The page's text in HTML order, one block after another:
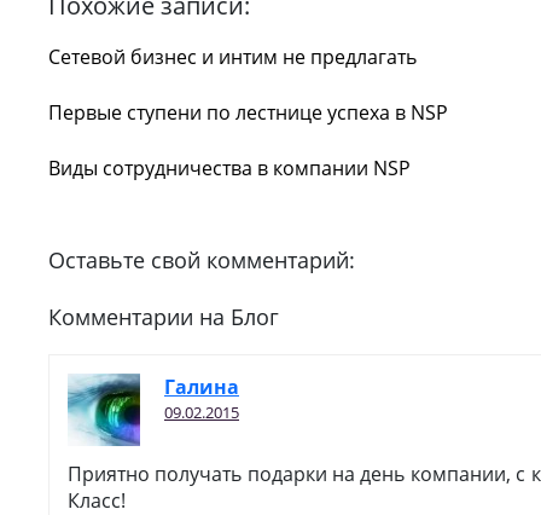
Сетевой бизнес и интим не предлагать
Первые ступени по лестнице успеха в NSP
Виды сотрудничества в компании NSP
Оставьте свой комментарий:
Комментарии на Блог
Галина
09.02.2015
Приятно получать подарки на день компании, с
Класс!